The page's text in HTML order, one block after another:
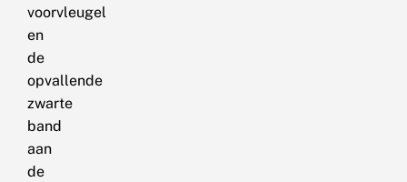
voorvleugel
en
de
opvallende
zwarte
band
aan
de